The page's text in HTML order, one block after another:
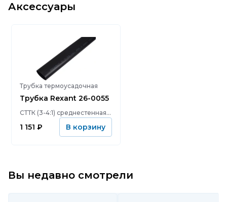
Аксессуары
Трубка термоусадочная
Трубка Rexant 26-0055
СТТК (3-4:1) среднестенная клеевая 55,0/16,0мм, черная, упаковка 2 шт. по 1м
1 151 ₽ В корзину
Вы недавно смотрели